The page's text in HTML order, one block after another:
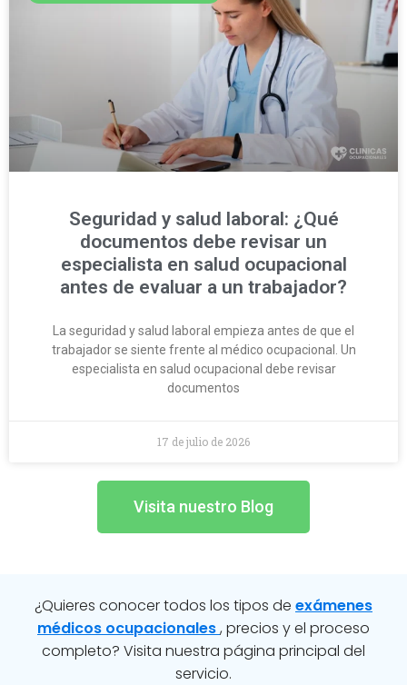
Seguridad y salud laboral: ¿Qué
documentos debe revisar un
especialista en salud ocupacional
antes de evaluar a un trabajador?
La seguridad y salud laboral empieza antes de que el
trabajador se siente frente al médico ocupacional. Un
especialista en salud ocupacional debe revisar
documentos
17 de julio de 2026
Visita nuestro Blog
¿Quieres conocer todos los tipos de exámenes
médicos ocupacionales, precios y el proceso
completo? Visita nuestra página principal del
servicio.